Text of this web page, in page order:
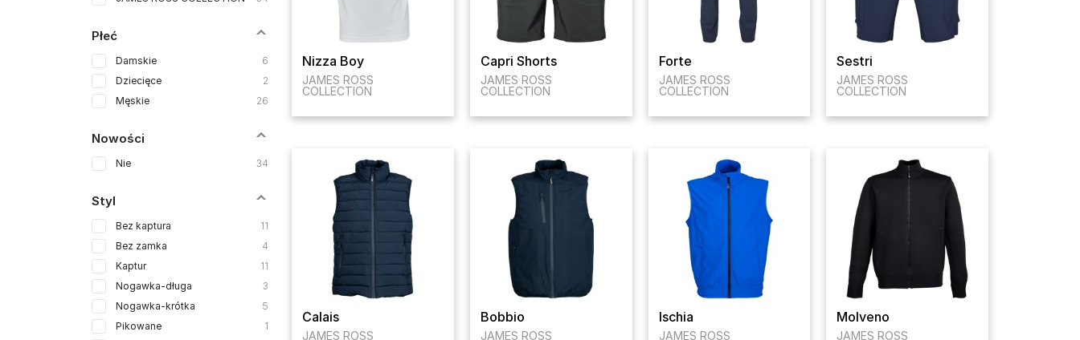
Płeć
Damskie
6
Dziecięce
2
Męskie
26
Nowości
Nie 34
Styl
Bez kaptura
11
Bez zamka
4
Kaptur
11
Nogawka-długa
3
Nogawka-krótka
5
Pikowane
1
Nizza Boy
JAMES ROSS
COLLECTION
Capri Shorts
JAMES ROSS
COLLECTION
Forte
JAMES ROSS
COLLECTION
Sestri
JAMES ROSS
COLLECTION
Calais
JAMES ROSS
Bobbio
JAMES ROSS
Ischia
JAMES ROSS
Molveno
JAMES ROSS